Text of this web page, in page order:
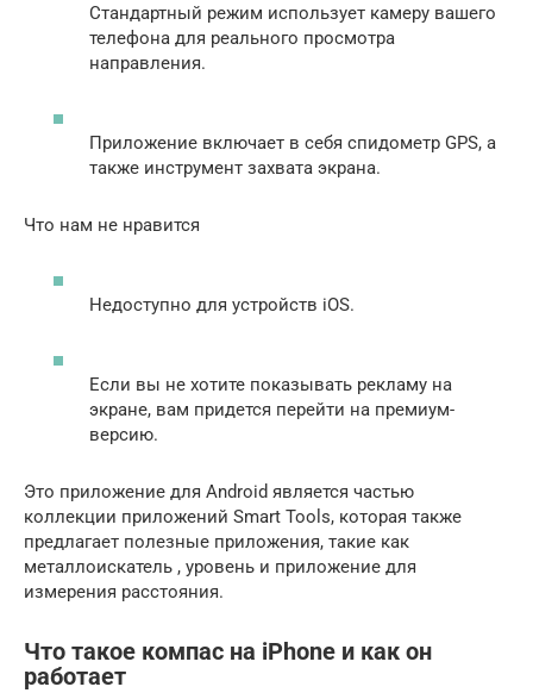
Стандартный режим использует камеру вашего
телефона для реального просмотра
направления.
Приложение включает в себя спидометр GPS, а
также инструмент захвата экрана.
Что нам не нравится
Недоступно для устройств iOS.
Если вы не хотите показывать рекламу на
экране, вам придется перейти на премиум-
версию.
Это приложение для Android является частью
коллекции приложений Smart Tools, которая также
предлагает полезные приложения, такие как
металлоискатель , уровень и приложение для
измерения расстояния.
Что такое компас на iPhone и как он
работает